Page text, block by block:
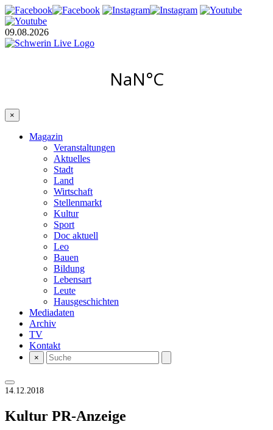
09.08.2026
×
Magazin
Veranstaltungen
Aktuelles
Stadt
Land
Wirtschaft
Stellenmarkt
Kultur
Sport
Doc aktuell
Leo
Bauen
Bildung
Lebensart
Leute
Hausgeschichten
Mediadaten
Archiv
TV
Kontakt
×
14.12.2018
Kultur PR-Anzeige